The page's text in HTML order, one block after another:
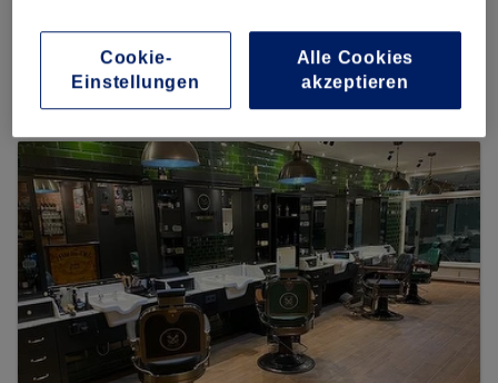
Ottobrunner Str. 13 (in der Passage, direkt an der
Bushaltestelle 55), Ramersdorf-Perlach, 81737 München
Cookie-
Einstellungen
Alle Cookies
akzeptieren